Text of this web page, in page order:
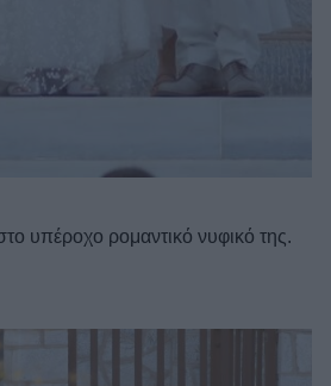
υπέροχο ρομαντικό νυφικό της.